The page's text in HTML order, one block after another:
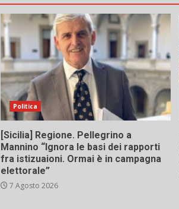
Politica
[Sicilia] Regione. Pellegrino a
Mannino “Ignora le basi dei rapporti
fra istizuaioni. Ormai è in campagna
elettorale”
7 Agosto 2026